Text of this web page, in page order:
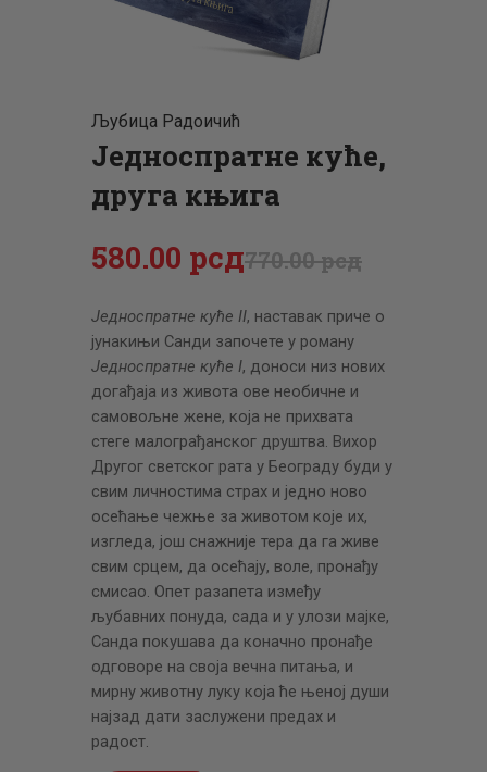
ЦЕНОВНИК
Љубица Радоичић
Једноспратне куће,
друга књига
770.00рсд
580.00 рсд
Једноспратне куће II, наставак приче о
јунакињи Санди започете у роману
Једноспратне куће I, доноси низ нових
догађаја из живота ове необичне и
самовољне жене, која не прихвата
стеге малограђанског друштва. Вихор
Другог светског рата у Београду буди у
свим личностима страх и једно ново
осећање чежње за животом које их,
изгледа, још снажније тера да га живе
свим срцем, да осећају, воле, пронађу
смисао. Опет разапета између
љубавних понуда, сада и у улози мајке,
Санда покушава да коначно пронађе
одговоре на своја вечна питања, и
мирну животну луку која ће њеној души
најзад дати заслужени предах и
радост.